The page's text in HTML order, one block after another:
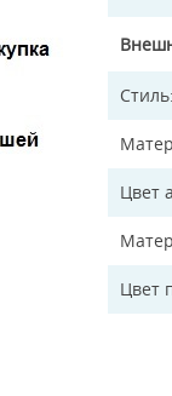
Стиль
Цвет
Цвет